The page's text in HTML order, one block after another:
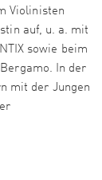
Violinisten
auf, u. a. mit
sowie beim
In der
mit der Jungen